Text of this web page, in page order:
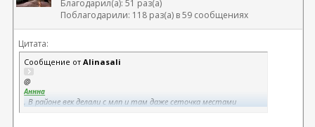
Благодарил(а): 51 раз(а)
Поблагодарили: 118 раз(а) в 59 сообщениях
Цитата:
Сообщение отAlinasali
@
Аннна
, В районе век делали с млп и там даже сеточка местами